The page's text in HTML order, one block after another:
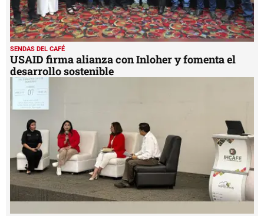
SENDAS DEL CAFÉ
USAID firma alianza con Inloher y fomenta el
desarrollo sostenible